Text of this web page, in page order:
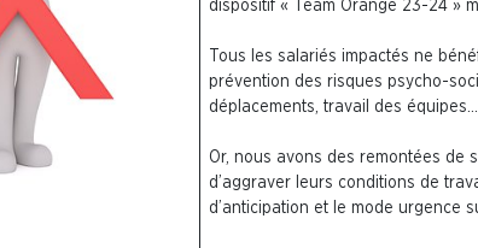
dispositif « Team Orange 23-24 »
Tous les salariés impactés ne
prévention des risques psycho-
déplacements, travail des équipes…
Or, nous avons des remontées de
d’aggraver leurs conditions de
d’anticipation et le mode urgence